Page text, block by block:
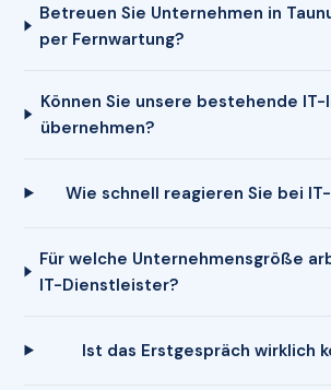
Betreuen Sie Unternehmen in
per Fernwartung?
Können Sie unsere bestehende
übernehmen?
Wie schnell reagieren Sie bei
Für welche Unternehmensgröße
IT-Dienstleister?
Ist das Erstgespräch wirklich